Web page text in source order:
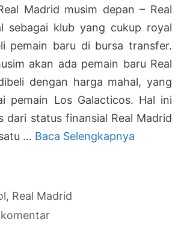
Madrid musim depan – Real
sebagai klub yang cukup royal
pemain baru di bursa transfer.
akan ada pemain baru Real
dengan harga mahal, yang
pemain Los Galacticos. Hal ini
dari status finansial Real Madrid
… Baca Selengkapnya
, Real Madrid